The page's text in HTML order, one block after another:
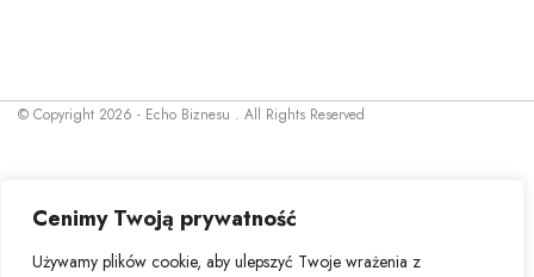
Cenimy Twoją prywatność
Używamy plików cookie, aby ulepszyć Twoje wrażenia z
© Copyright 2026 - Echo Biznesu . All Rights Reserved